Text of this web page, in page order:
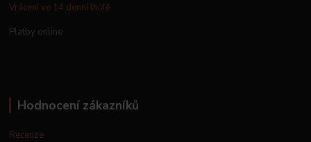
Vrácení ve 14 denní lhůtě
Platby online
Hodnocení zákazníků
Recenze